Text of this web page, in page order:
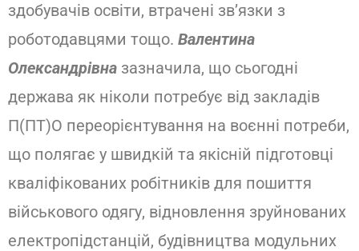
здобувачів освіти, втрачені зв’язки з
роботодавцями тощо. Валентина
Олександрівна зазначила, що сьогодні
держава як ніколи потребує від закладів
П(ПТ)О переорієнтування на воєнні потреби,
що полягає у швидкій та якісній підготовці
кваліфікованих робітників для пошиття
військового одягу, відновлення зруйнованих
електропідстанцій, будівництва модульних